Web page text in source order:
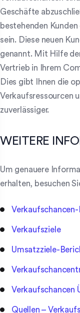
Geschäfte
bestehenden
sein. Diese neuen
genannt. Mit Hilfe
Vertrieb in Ihrem
Dies gibt Ihnen die
Verkaufsressourcen
zuverlässiger.
WEITERE
Um genauere
erhalten, besuchen
Verkaufsziele
Umsatzziele-
Verkaufschancen
Quellen –